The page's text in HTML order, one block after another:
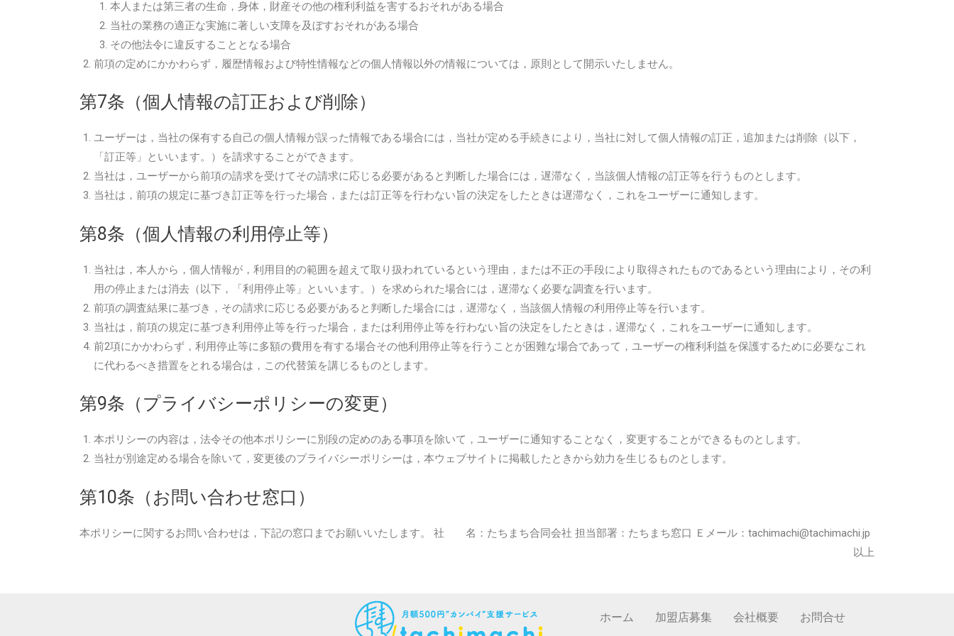
本人または第三者の生命，身体，財産その他の権利利益を害するおそれがある場合
当社の業務の適正な実施に著しい支障を及ぼすおそれがある場合
その他法令に違反することとなる場合
前項の定めにかかわらず，履歴情報および特性情報などの個人情報以外の情報については，原則として開示いたしません。
第7条（個人情報の訂正および削除）
ユーザーは，当社の保有する自己の個人情報が誤った情報である場合には，当社が定める手続きにより，当社に対して個人情報の訂正，追加または削除（以下，
「訂正等」といいます。）を請求することができます。
当社は，ユーザーから前項の請求を受けてその請求に応じる必要があると判断した場合には，遅滞なく，当該個人情報の訂正等を行うものとします。
当社は，前項の規定に基づき訂正等を行った場合，または訂正等を行わない旨の決定をしたときは遅滞なく，これをユーザーに通知します。
第8条（個人情報の利用停止等）
当社は，本人から，個人情報が，利用目的の範囲を超えて取り扱われているという理由，または不正の手段により取得されたものであるという理由により，その利
用の停止または消去（以下，「利用停止等」といいます。）を求められた場合には，遅滞なく必要な調査を行います。
前項の調査結果に基づき，その請求に応じる必要があると判断した場合には，遅滞なく，当該個人情報の利用停止等を行います。
当社は，前項の規定に基づき利用停止等を行った場合，または利用停止等を行わない旨の決定をしたときは，遅滞なく，これをユーザーに通知します。
前2項にかかわらず，利用停止等に多額の費用を有する場合その他利用停止等を行うことが困難な場合であって，ユーザーの権利利益を保護するために必要なこれ
に代わるべき措置をとれる場合は，この代替策を講じるものとします。
第9条（プライバシーポリシーの変更）
本ポリシーの内容は，法令その他本ポリシーに別段の定めのある事項を除いて，ユーザーに通知することなく，変更することができるものとします。
当社が別途定める場合を除いて，変更後のプライバシーポリシーは，本ウェブサイトに掲載したときから効力を生じるものとします。
第10条（お問い合わせ窓口）
本ポリシーに関するお問い合わせは，下記の窓口までお願いいたします。 社 名：たちまち合同会社 担当部署：たちまち窓口 Ｅメール：tachimachi@tachimachi.jp
以上
ホーム 加盟店募集 会社概要 お問合せ